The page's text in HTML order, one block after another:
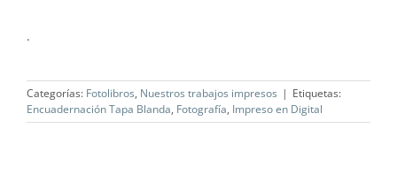
.
Categorías: Fotolibros, Nuestros trabajos impresos | Etiquetas:
Encuadernación Tapa Blanda, Fotografía, Impreso en Digital